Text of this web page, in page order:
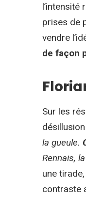
l’intensité
prises de
vendre
de façon
Sur les
la gueule.
Rennais,
une
contraste